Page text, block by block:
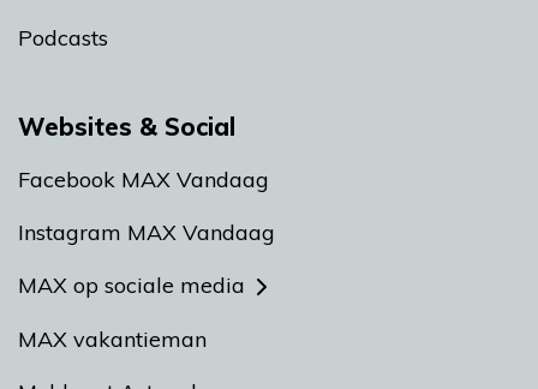
Podcasts
Websites & Social
Facebook MAX Vandaag
Instagram MAX Vandaag
MAX op sociale media
MAX vakantieman